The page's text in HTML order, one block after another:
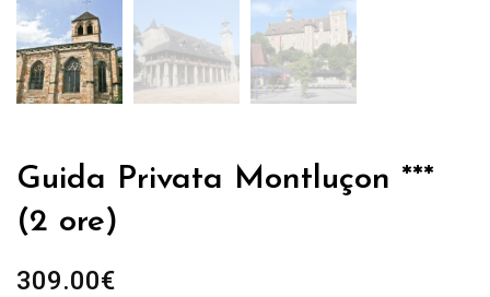
Guida Privata Montluçon ***
(2 ore)
309.00€